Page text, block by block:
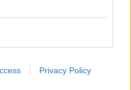
Privacy Policy